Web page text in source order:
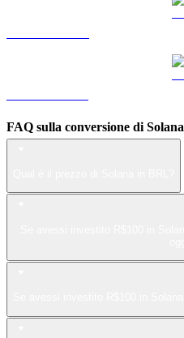
FAQ sulla conversione di Solana